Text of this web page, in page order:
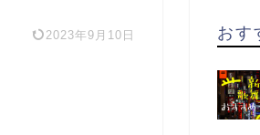
2023年9月10日 おす